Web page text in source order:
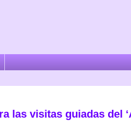
las visitas guiadas del